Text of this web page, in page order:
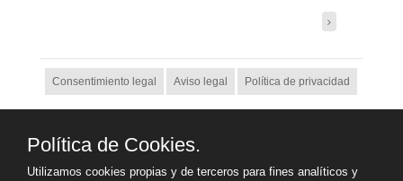
Consentimiento legal Aviso legal Política de privacidad
Ejercicio de derechos ARSOL
Política de Cookies.
Utilizamos cookies propias y de terceros para fines analíticos y